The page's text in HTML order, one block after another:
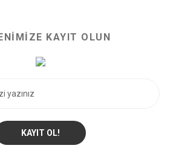
KAYIT OLUN
KAYIT OL!